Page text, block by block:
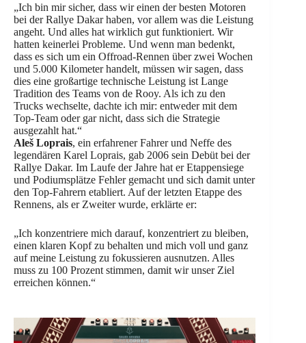
„Ich bin mir sicher, dass wir einen der besten Motoren
bei der Rallye Dakar haben, vor allem was die Leistung
angeht. Und alles hat wirklich gut funktioniert. Wir
hatten keinerlei Probleme. Und wenn man bedenkt,
dass es sich um ein Offroad-Rennen über zwei Wochen
und 5.000 Kilometer handelt, müssen wir sagen, dass
dies eine großartige technische Leistung ist Lange
Tradition des Teams von de Rooy. Als ich zu den
Trucks wechselte, dachte ich mir: entweder mit dem
Top-Team oder gar nicht, dass sich die Strategie
ausgezahlt hat.“
Aleš Loprais, ein erfahrener Fahrer und Neffe des
legendären Karel Loprais, gab 2006 sein Debüt bei der
Rallye Dakar. Im Laufe der Jahre hat er Etappensiege
und Podiumsplätze Fehler gemacht und sich damit unter
den Top-Fahrern etabliert. Auf der letzten Etappe des
Rennens, als er Zweiter wurde, erklärte er:
„Ich konzentriere mich darauf, konzentriert zu bleiben,
einen klaren Kopf zu behalten und mich voll und ganz
auf meine Leistung zu fokussieren ausnutzen. Alles
muss zu 100 Prozent stimmen, damit wir unser Ziel
erreichen können.“